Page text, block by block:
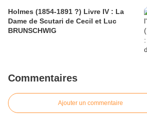
Holmes (1854-1891 ?) Livre IV : La
Dame de Scutari de Cecil et Luc
BRUNSCHWIG
Commentaires
Ajouter un commentaire